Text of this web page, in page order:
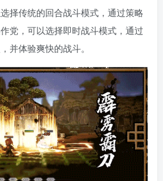
择传统的回合战斗模式，通过策略
党，可以选择即时战斗模式，通过
并体验爽快的战斗。